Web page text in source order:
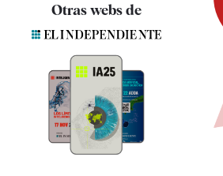
Quiénes somos
Especificaciones
Otras webs de